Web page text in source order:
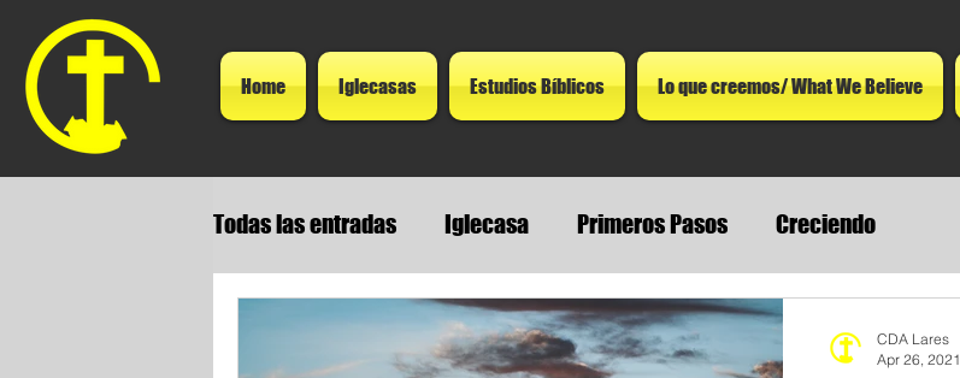
Home Iglecasas Estudios Bíblicos Lo que creemos/ What We Believe
Todas las entradas Iglecasa Primeros Pasos Creciendo
CDA Lares
Apr 26, 2021